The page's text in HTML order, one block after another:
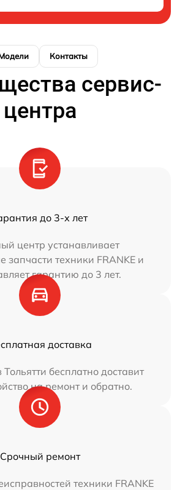
Контакты
сервис-
центра
до 3-х лет
центр устанавливает
запчасти техники FRANKE и
гарантию до 3 лет.
доставка
бесплатно доставит
на ремонт и обратно.
Срочный ремонт
техники FRANKE